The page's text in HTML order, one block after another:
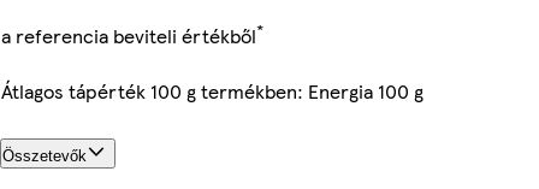
a referencia beviteli értékből*
Átlagos tápérték 100 g termékben: Energia 100 g
Összetevők